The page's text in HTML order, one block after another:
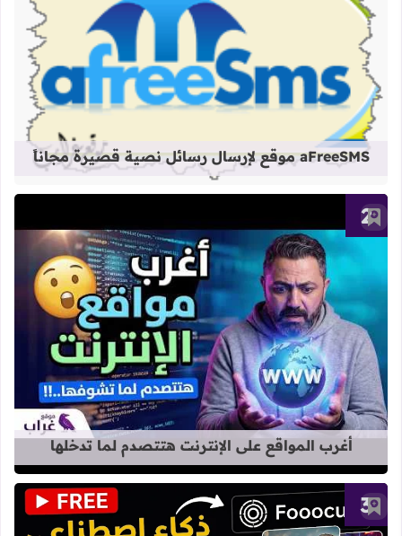
أضف إلى العلامات المرجعية
aFreeSMS موقع لإرسال رسائل نصية قصيرة مجاناً
أضف إلى العلامات المرجعية
قراءة المزيد عن أغرب المواقع على
أغرب المواقع على الإنترنت هتتصدم لما تدخلها